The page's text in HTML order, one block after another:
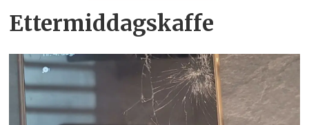
Ettermiddagskaffe